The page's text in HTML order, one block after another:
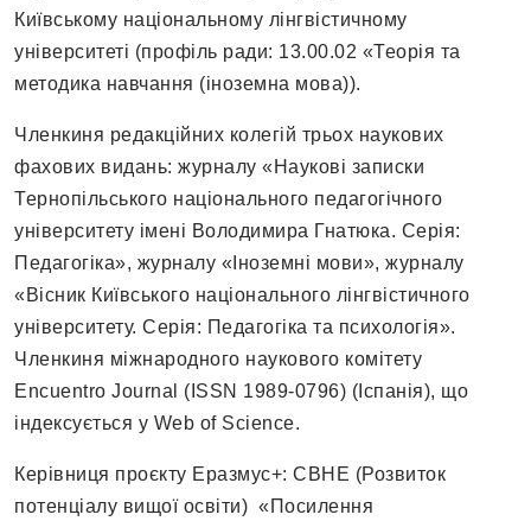
Київському національному лінгвістичному
університеті (профіль ради: 13.00.02 «Теорія та
методика навчання (іноземна мова)).
Членкиня редакційних колегій трьох наукових
фахових видань: журналу «Наукові записки
Тернопільського національного педагогічного
університету імені Володимира Гнатюка. Серія:
Педагогіка», журналу «Іноземні мови», журналу
«Вісник Київського національного лінгвістичного
університету. Серія: Педагогіка та психологія».
Членкиня міжнародного наукового комітету
Encuentro Journal (ISSN 1989-0796) (Іспанія), що
індексується у Web of Science.
Керівниця проєкту Еразмус+: CBHE (Розвиток
потенціалу вищої освіти) «Посилення